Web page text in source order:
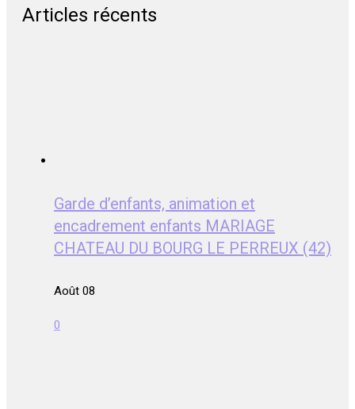
Articles récents
Garde d’enfants, animation et
encadrement enfants MARIAGE
CHATEAU DU BOURG LE PERREUX (42)
Août 08
0